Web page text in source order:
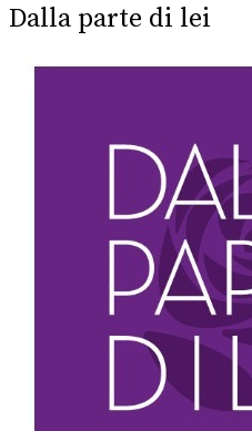
Dalla parte di lei